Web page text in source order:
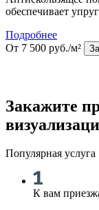
обеспечивает
Подробнее
От 7 500 руб./м²
Закажите
Популярная услуга
К вам